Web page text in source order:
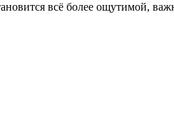
всё более ощутимой,